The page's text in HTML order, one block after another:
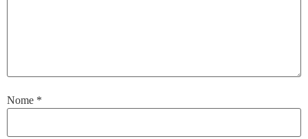
Nome *